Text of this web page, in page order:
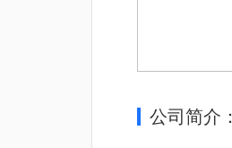
公司简介：